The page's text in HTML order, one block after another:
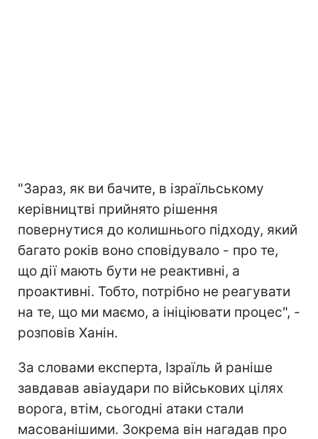
"Зараз, як ви бачите, в ізраїльському
керівництві прийнято рішення
повернутися до колишнього підходу, який
багато років воно сповідувало - про те,
що дії мають бути не реактивні, а
проактивні. Тобто, потрібно не реагувати
на те, що ми маємо, а ініціювати процес", -
розповів Ханін.
За словами експерта, Ізраїль й раніше
завдавав авіаудари по військових цілях
ворога, втім, сьогодні атаки стали
масованішими. Зокрема він нагадав про